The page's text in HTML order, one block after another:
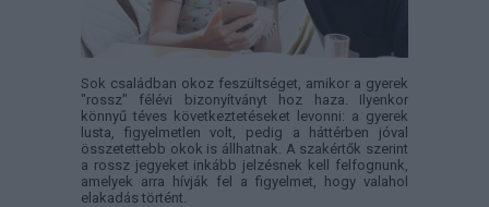
Sok családban okoz feszültséget, amikor a gyerek
"rossz" félévi bizonyítványt hoz haza. Ilyenkor
könnyű téves következtetéseket levonni: a gyerek
lusta, figyelmetlen volt, pedig a háttérben jóval
összetettebb okok is állhatnak. A szakértők szerint
a rossz jegyeket inkább jelzésnek kell felfognunk,
amelyek arra hívják fel a figyelmet, hogy valahol
elakadás történt.